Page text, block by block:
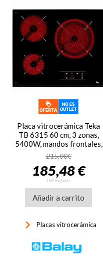
Placa vitrocerámica Teka
TB 6315 60 cm, 3 zonas,
5400W, mandos frontales,
ref: 40239032, cristal
negro
215,00€
185,48 €
IVA incluido
Añadir a carrito
keyboard_arrow_right Placas vitrocerámica